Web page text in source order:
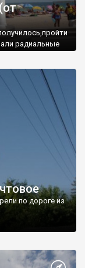
радиальные
по дороге из